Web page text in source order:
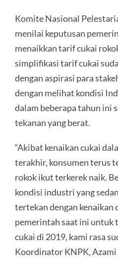
Komite Nasional
menilai keputusan
menaikkan tarif cukai
simplifikasi tarif cukai
dengan aspirasi para
dengan melihat kondisi
dalam beberapa tahun ini
tekanan yang berat.
“Akibat kenaikan cukai
terakhir, konsumen terus
rokok ikut terkerek naik.
kondisi industri yang
tertekan dengan kenaikan
pemerintah saat ini untuk
cukai di 2019, kami rasa
Koordinator KNPK,